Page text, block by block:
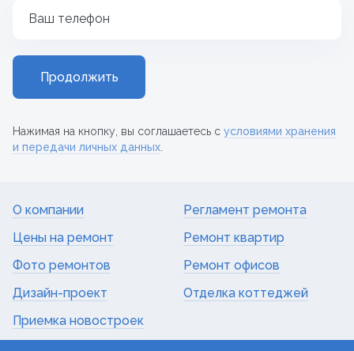
Ваш телефон
Продолжить
Нажимая на кнопку, вы соглашаетесь с условиями хранения
и передачи личных данных.
О компании
Цены на ремонт
Фото ремонтов
Дизайн-проект
Приемка новостроек
Регламент ремонта
Ремонт квартир
Ремонт офисов
Отделка коттеджей